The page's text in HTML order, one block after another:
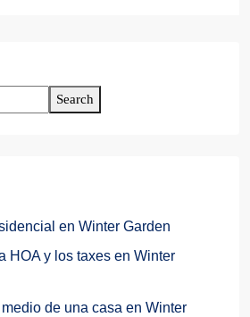
Search
en Winter Garden
HOA y los taxes en Winter
de una casa en Winter